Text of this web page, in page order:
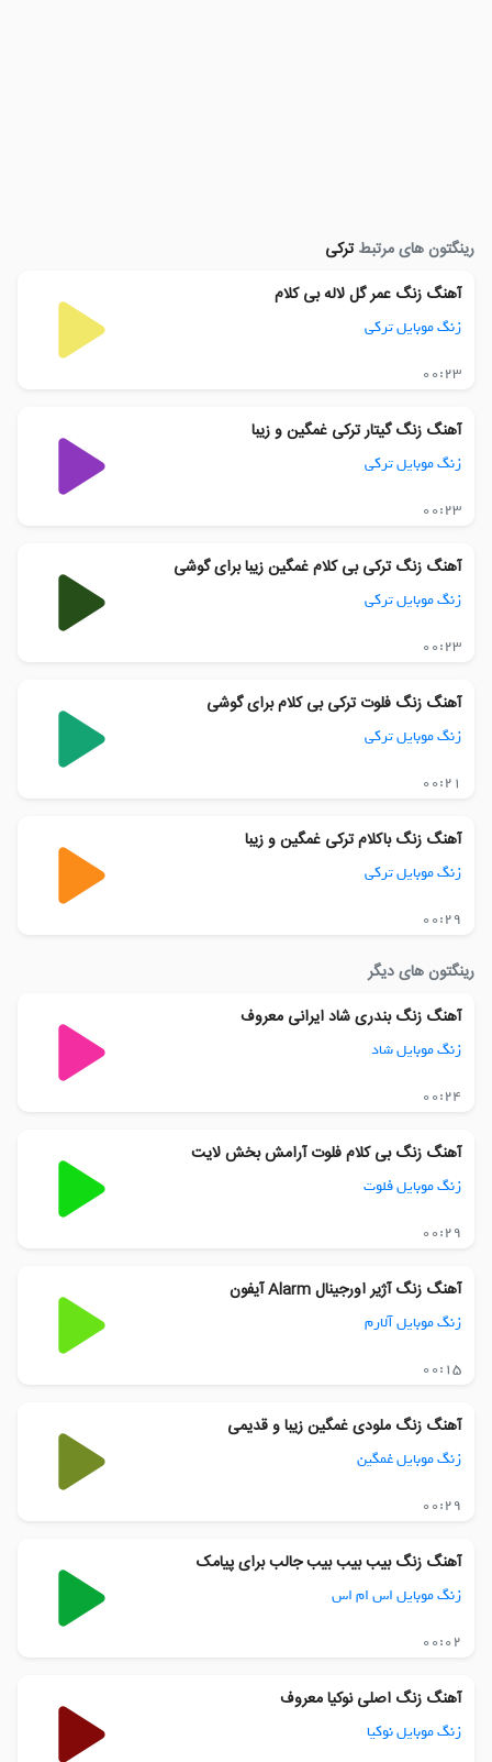
رینگتون های مرتبطترکی
آهنگ زنگ عمر گل لاله بی کلام
زنگ موبایل ترکی
00:23
آهنگ زنگ گیتار ترکی غمگین و زیبا
زنگ موبایل ترکی
00:23
آهنگ زنگ ترکی بی کلام غمگین زیبا برای گوشی
زنگ موبایل ترکی
00:23
آهنگ زنگ فلوت ترکی بی کلام برای گوشی
زنگ موبایل ترکی
00:21
آهنگ زنگ باکلام ترکی غمگین و زیبا
زنگ موبایل ترکی
00:29
رینگتون های دیگر
آهنگ زنگ بندری شاد ایرانی معروف
زنگ موبایل شاد
00:24
آهنگ زنگ بی کلام فلوت آرامش بخش لایت
زنگ موبایل فلوت
00:29
آهنگ زنگ آژیر اورجینال Alarm آیفون
زنگ موبایل آلارم
00:15
آهنگ زنگ ملودی غمگین زیبا و قدیمی
زنگ موبایل غمگین
00:29
آهنگ زنگ بیب بیب بیب جالب برای پیامک
زنگ موبایل اس ام اس
00:02
آهنگ زنگ اصلی نوکیا معروف
زنگ موبایل نوکیا